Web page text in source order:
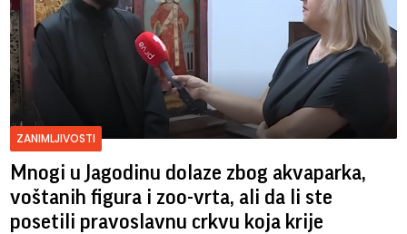
ZANIMLJIVOSTI
Mnogi u Jagodinu dolaze zbog akvaparka,
voštanih figura i zoo-vrta, ali da li ste
posetili pravoslavnu crkvu koja krije